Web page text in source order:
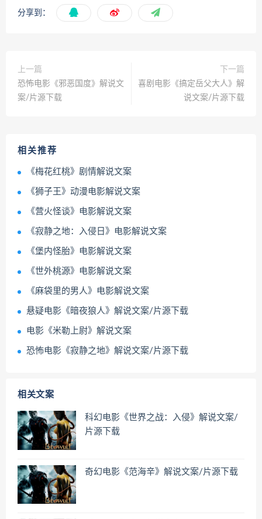
分享到：
上一篇
恐怖电影《邪恶国度》解说文
案/片源下载
下一篇
喜剧电影《搞定岳父大人》解
说文案/片源下载
相关推荐
《梅花红桃》剧情解说文案
《狮子王》动漫电影解说文案
《营火怪谈》电影解说文案
《寂静之地：入侵日》电影解说文案
《堡内怪胎》电影解说文案
《世外桃源》电影解说文案
《麻袋里的男人》电影解说文案
悬疑电影《暗夜狼人》解说文案/片源下载
电影《米勒上尉》解说文案
恐怖电影《寂静之地》解说文案/片源下载
相关文案
科幻电影《世界之战：入侵》解说文案/
片源下载
奇幻电影《范海辛》解说文案/片源下载